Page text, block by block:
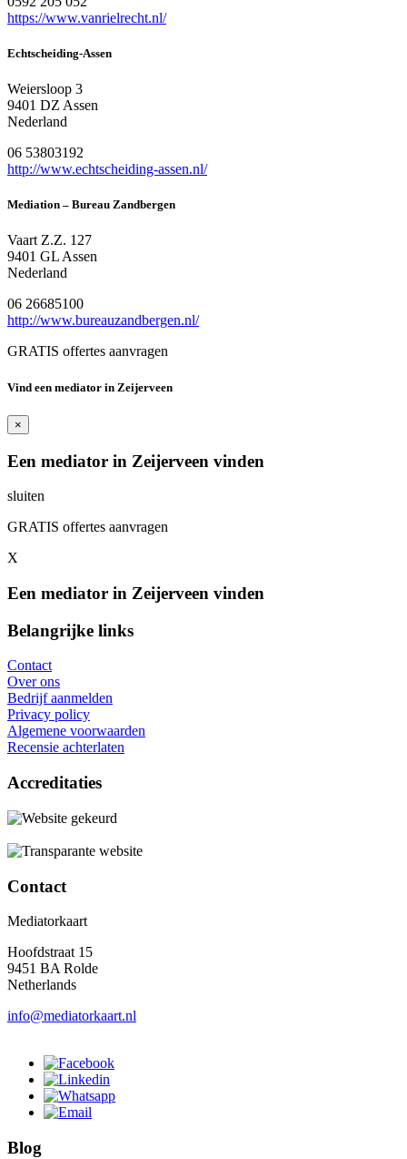
https://www.vanrielrecht.nl/
Echtscheiding-Assen
Weiersloop 3
9401 DZ Assen
Nederland
06 53803192
http://www.echtscheiding-assen.nl/
Mediation – Bureau Zandbergen
Vaart Z.Z. 127
9401 GL Assen
Nederland
06 26685100
http://www.bureauzandbergen.nl/
GRATIS offertes aanvragen
Vind een mediator in Zeijerveen
×
Een mediator in Zeijerveen vinden
sluiten
GRATIS offertes aanvragen
X
Een mediator in Zeijerveen vinden
Belangrijke links
Contact
Over ons
Bedrijf aanmelden
Privacy policy
Algemene voorwaarden
Recensie achterlaten
Accreditaties
Contact
Mediatorkaart
Hoofdstraat 15
9451 BA Rolde
Netherlands
info@mediatorkaart.nl
Blog